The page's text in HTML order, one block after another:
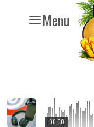
Menu
00:00